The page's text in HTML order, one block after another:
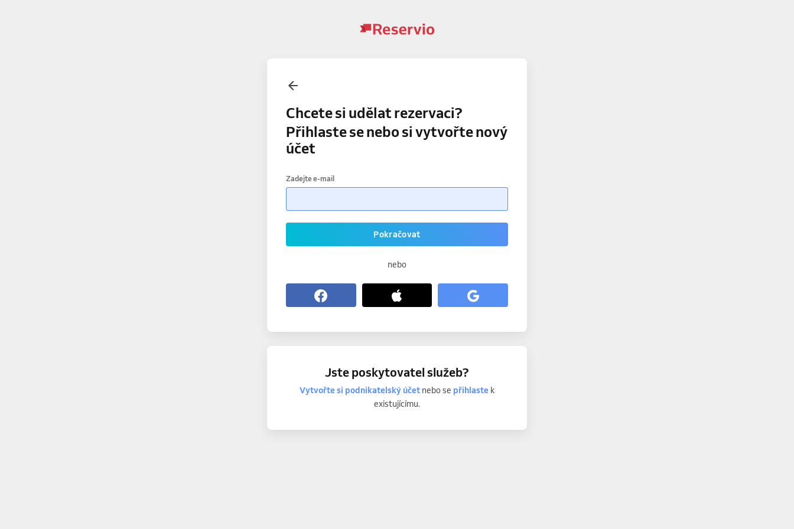
Chcete si udělat rezervaci?
Přihlaste se nebo si vytvořte nový
účet
Zadejte e-mail
Pokračovat
nebo
Jste poskytovatel služeb?
Vytvořte si podnikatelský účetnebo se přihlastek
existujícímu.